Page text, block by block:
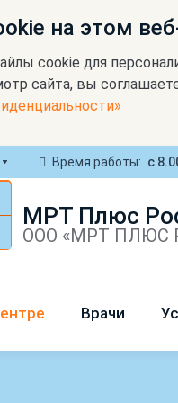
на этом
cookie для
сайта, вы
Время работы: с
МРТ Плюс
ООО «МРТ ПЛЮС
Врачи